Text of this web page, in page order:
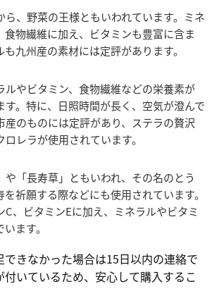
ら、野菜の王様ともいわれています。ミネ
食物繊維に加え、ビタミンも豊富に含ま
九州産の素材には定評があります。
ルやビタミン、食物繊維などの栄養素が
す。特に、日照時間が長く、空気が澄んで
産のものには定評があり、ステラの贅沢
レラが使用されています。
や「長寿草」ともいわれ、その名のとう
祈願する際などにも使用されています。
C、ビタミンEに加え、ミネラルやビタミ
ます。
きなかった場合は15日以内の連絡で
付いているため、安心して購入するこ